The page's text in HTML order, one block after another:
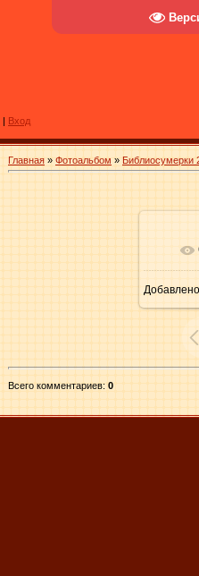
| Вход
Главная » Фотоальбом » Библиосумерки
В
Добавлено
Всего комментариев: 0